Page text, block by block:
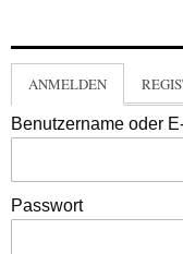
ANMELDEN
Benutzername oder
Passwort